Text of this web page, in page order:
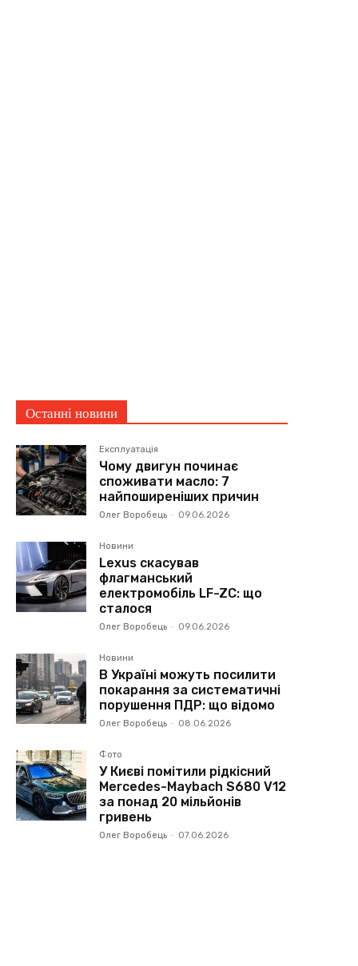
Останні новини
Експлуатація
Чому двигун починає
споживати масло: 7
найпоширеніших причин
Олег Воробець - 09.06.2026
Новини
Lexus скасував
флагманський
електромобіль LF-ZC: що
сталося
Олег Воробець - 09.06.2026
Новини
В Україні можуть посилити
покарання за систематичні
порушення ПДР: що відомо
Олег Воробець - 08.06.2026
Фото
У Києві помітили рідкісний
Mercedes-Maybach S680 V12
за понад 20 мільйонів
гривень
Олег Воробець - 07.06.2026